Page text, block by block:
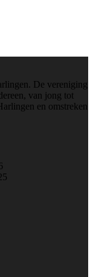
De vereniging
van jong tot
en omstreken